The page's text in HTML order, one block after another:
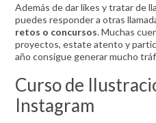
Además de dar likes y tratar de
puedes responder a otras
retos o concursos. Muchas
proyectos, estate atento y
año consigue generar mucho
Curso de
Instagram